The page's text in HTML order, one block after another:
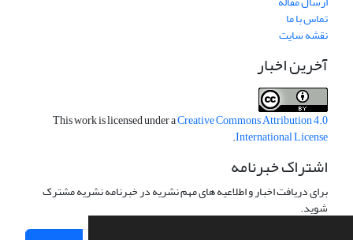
تماس با ما
نقشه سایت
آخرین اخبار
This work is licensed under aCreative Commons Attribution 4.0
International License
.
اشتراک خبرنامه
برای دریافت اخبار و اطلاعیه های مهم نشریه در خبرنامه نشریه مشترک
شوید.